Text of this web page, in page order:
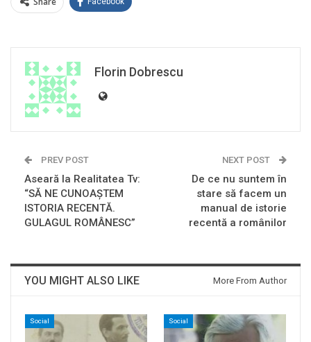
Florin Dobrescu
PREV POST
Aseară la Realitatea Tv:
“SĂ NE CUNOAŞTEM
ISTORIA RECENTĂ.
GULAGUL ROMÂNESC”
NEXT POST
De ce nu suntem în
stare să facem un
manual de istorie
recentă a românilor
YOU MIGHT ALSO LIKE More From Author
Social Social